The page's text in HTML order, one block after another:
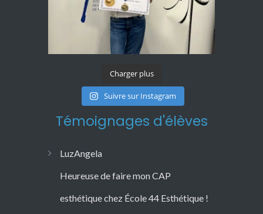
Charger plus
Suivre sur Instagram
Témoignages d'élèves
Herbreteau
Formation en onglerie accessible aux
débutants, Marina est une formation